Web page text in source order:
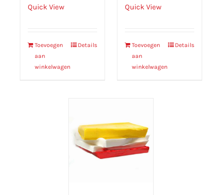
Quick View
Toevoegen
aan
winkelwagen
Details
Quick View
Toevoegen
aan
winkelwagen
Details